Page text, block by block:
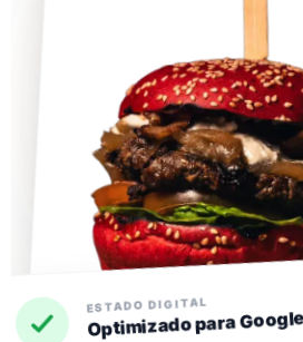
ESTADO DIGITAL
Optimizado para Google